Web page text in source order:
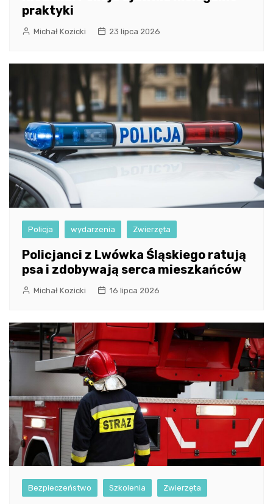
praktyki
Michał Kozicki 23 lipca 2026
Policja wydarzenia Zwierzęta
Policjanci z Lwówka Śląskiego ratują
psa i zdobywają serca mieszkańców
Michał Kozicki 16 lipca 2026
Bezpieczeństwo Szkolenia Zwierzęta